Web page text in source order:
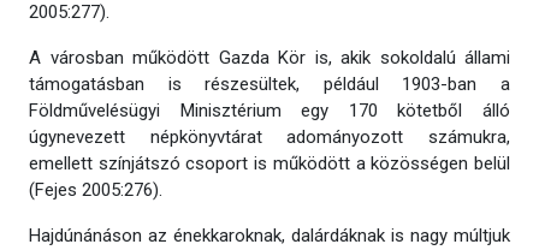
2005:277).
A városban működött Gazda Kör is, akik sokoldalú állami
támogatásban is részesültek, például 1903-ban a
Földművelésügyi Minisztérium egy 170 kötetből álló
úgynevezett népkönyvtárat adományozott számukra,
emellett színjátszó csoport is működött a közösségen belül
(Fejes 2005:276).
Hajdúnánáson az énekkaroknak, dalárdáknak is nagy múltjuk